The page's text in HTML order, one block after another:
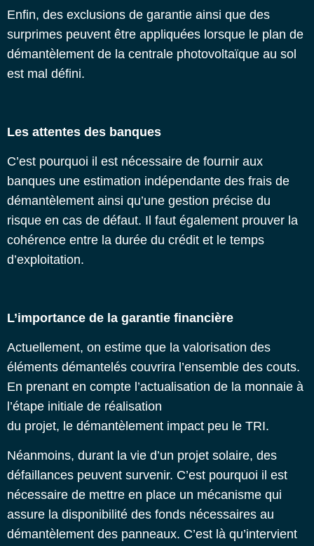
Enfin, des exclusions de garantie ainsi que des
surprimes peuvent être appliquées lorsque le plan de
démantèlement de la centrale photovoltaïque au sol
est mal défini.
Les attentes des banques
C’est pourquoi il est nécessaire de fournir aux
banques une estimation indépendante des frais de
démantèlement ainsi qu’une gestion précise du
risque en cas de défaut. Il faut également prouver la
cohérence entre la durée du crédit et le temps
d’exploitation.
L’importance de la garantie financière
Actuellement, on estime que la valorisation des
éléments démantelés couvrira l’ensemble des couts.
En prenant en compte l’actualisation de la monnaie à
l’étape initiale de réalisation
du projet, le démantèlement impact peu le TRI.
Néanmoins, durant la vie d’un projet solaire, des
défaillances peuvent survenir. C’est pourquoi il est
nécessaire de mettre en place un mécanisme qui
assure la disponibilité des fonds nécessaires au
démantèlement des panneaux. C’est là qu’intervient